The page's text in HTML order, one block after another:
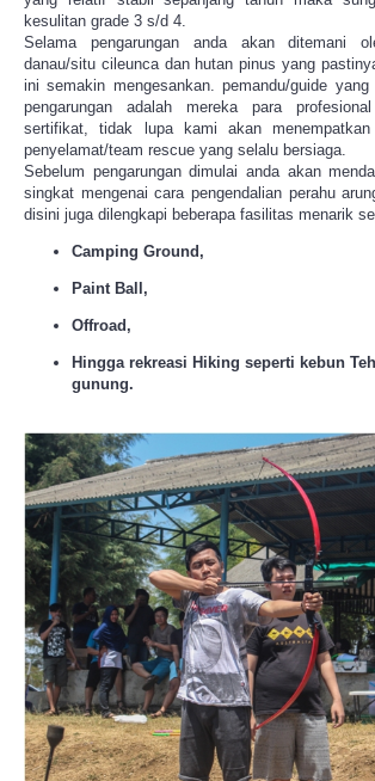
kesulitan grade 3 s/d 4.
Selama pengarungan anda akan ditemani
danau/situ cileunca dan hutan pinus yang
ini semakin mengesankan. pemandu/guide
pengarungan adalah mereka para
sertifikat, tidak lupa kami akan
penyelamat/team rescue yang selalu bersiaga.
Sebelum pengarungan dimulai anda akan
singkat mengenai cara pengendalian perahu
disini juga dilengkapi beberapa fasilitas menarik
Camping Ground,
Paint Ball,
Offroad,
Hingga rekreasi Hiking seperti kebun
gunung.